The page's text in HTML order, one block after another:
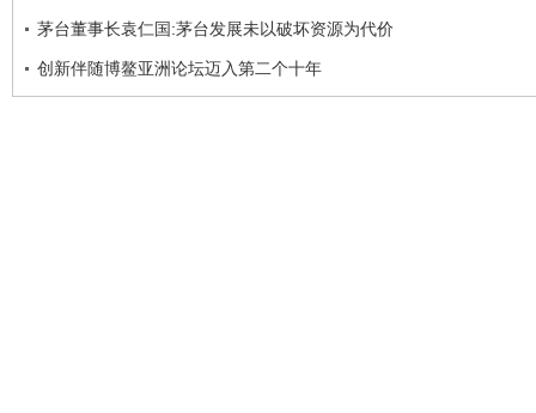
茅台董事长袁仁国:茅台发展未以破坏资源为代价
创新伴随博鳌亚洲论坛迈入第二个十年